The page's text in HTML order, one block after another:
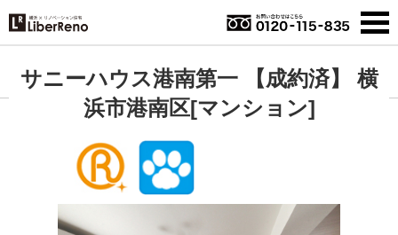
サニーハウス港南第一 【成約済】 横
浜市港南区[マンション]